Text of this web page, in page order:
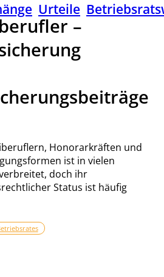
Urteile
–
Honorarkräften und
ist in vielen
doch ihr
Status ist häufig